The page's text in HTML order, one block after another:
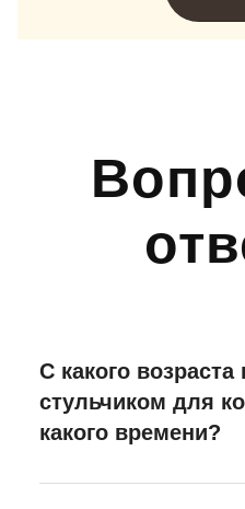
С какого возраста
стульчиком для
какого времени?